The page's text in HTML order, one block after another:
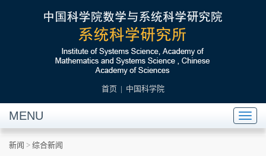
首页 | 中国科学院
MENU
新闻 > 综合新闻